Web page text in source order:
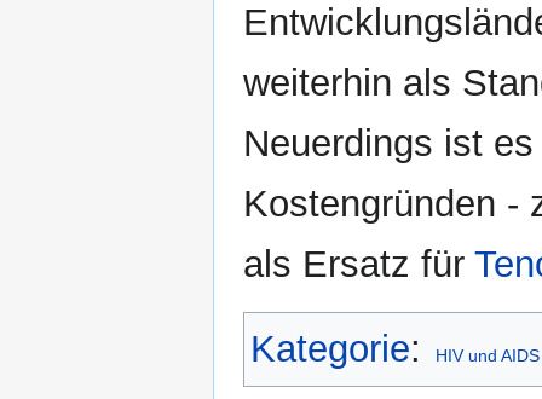
weiterhin als
Neuerdings ist
Kostengründen -
als Ersatz für
Kategorie: HIV und AIDS